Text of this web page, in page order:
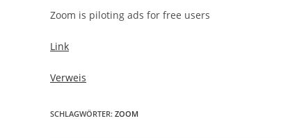
Zoom is piloting ads for free users
Link
Verweis
SCHLAGWÖRTER: ZOOM